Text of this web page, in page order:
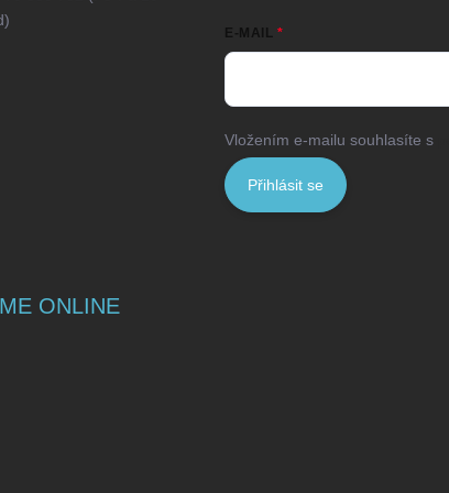
E-MAIL
Vložením e-mailu souhlasíte s
Přihlásit se
ONLINE